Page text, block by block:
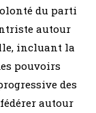
du parti
autour
incluant la
pouvoirs
des
autour